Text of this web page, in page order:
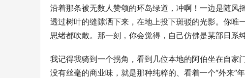
沿着那条被无数人赞颂的环岛绿道，冲啊！一边是随
透过树叶的缝隙洒下来，在地上投下斑驳的光影。你
思绪都吹散。那一刻，你会觉得，自己仿佛是某部日系
我记得我骑到一个拐角，看到几位本地的阿伯坐在自家
没有丝毫的商业味，就是那种纯粹的、看着一个“外来”